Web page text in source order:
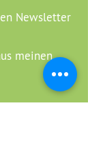
Newsletter
meinen